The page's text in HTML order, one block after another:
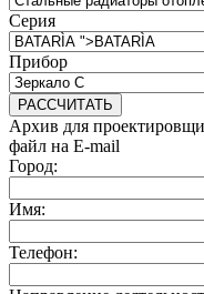
Серия
Прибор
РАССЧИТАТЬ
Архив для
файл на E-mail
Город:
Имя:
Телефон: